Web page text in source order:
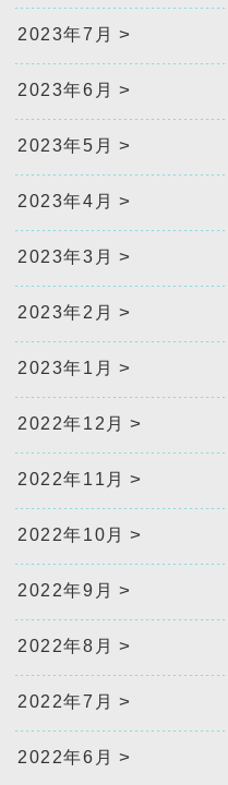
2023年7月
2023年6月
2023年5月
2023年4月
2023年3月
2023年2月
2023年1月
2022年12月
2022年11月
2022年10月
2022年9月
2022年8月
2022年7月
2022年6月